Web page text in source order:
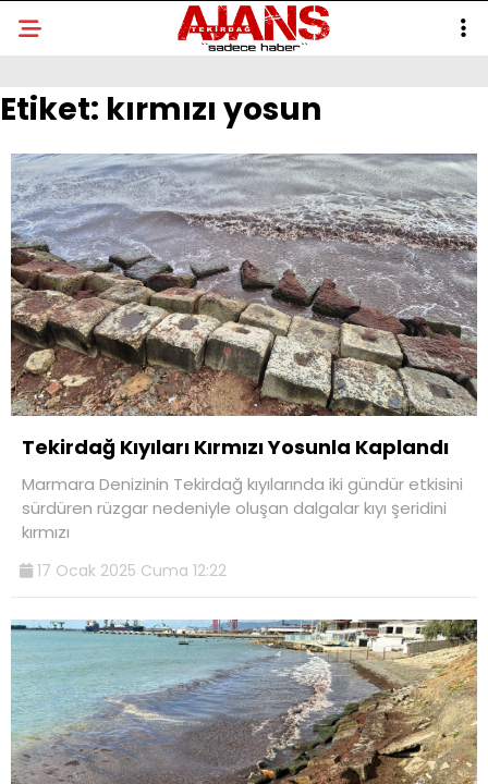
Etiket: kırmızı yosun
Tekirdağ Kıyıları Kırmızı Yosunla Kaplandı
Marmara Denizinin Tekirdağ kıyılarında iki gündür etkisini
sürdüren rüzgar nedeniyle oluşan dalgalar kıyı şeridini
kırmızı
17 Ocak 2025 Cuma 12:22